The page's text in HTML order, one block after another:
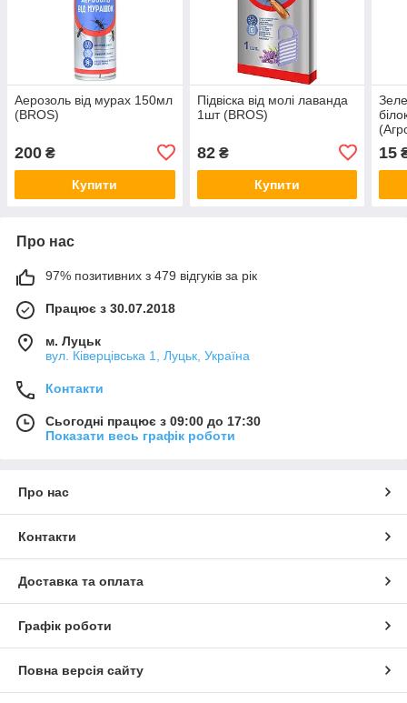
Аерозоль від мурах 150мл
(BROS)
200 ₴
Купити
Підвіска від молі лаванда
1шт (BROS)
82₴
Купити
15
Про нас
97% позитивних з 479 відгуків за рік
Працює з 30.07.2018
м. Луцьк
вул. Ківерцівська 1, Луцьк, Україна
Контакти
Сьогодні працює з 09:00 до 17:30
Показати весь графік роботи
Про нас
Контакти
Доставка та оплата
Графік роботи
Повна версія сайту